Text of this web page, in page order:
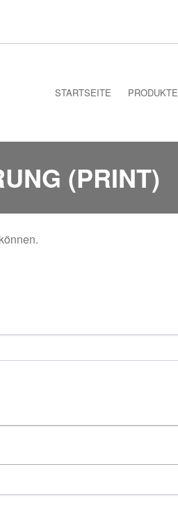
STARTSEITE PRODUKTE
(PRINT)